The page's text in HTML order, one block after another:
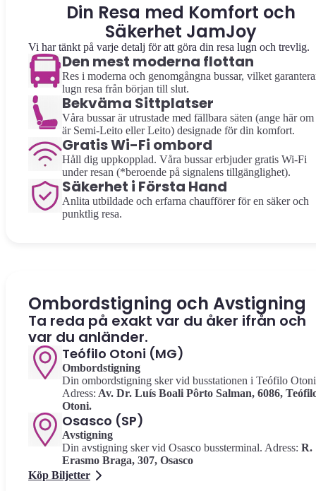
Din Resa med Komfort och
Säkerhet JamJoy
Vi har tänkt på varje detalj för att göra din resa lugn och trevlig.
Den mest moderna flottan
Res i moderna och genomgångna bussar, vilket
lugn resa från början till slut.
Bekväma Sittplatser
Våra bussar är utrustade med fällbara säten (ange här om
är Semi-Leito eller Leito) designade för din komfort.
Gratis Wi-Fi ombord
Håll dig uppkopplad. Våra bussar erbjuder gratis Wi-Fi
under resan (*beroende på signalens tillgänglighet).
Säkerhet i Första Hand
Anlita utbildade och erfarna chaufförer för en säker och
punktlig resa.
Ombordstigning och Avstigning
Ta reda på exakt var du åker ifrån och
var du anländer.
Teófilo Otoni (MG)
Ombordstigning
Din ombordstigning sker vid busstationen i Teófilo Otoni
Adress: Av. Dr. Luís Boali Pôrto Salman, 6086,
Otoni.
Osasco (SP)
Avstigning
Din avstigning sker vid Osasco bussterminal. Adress: R.
Erasmo Braga, 307, Osasco
Köp Biljetter